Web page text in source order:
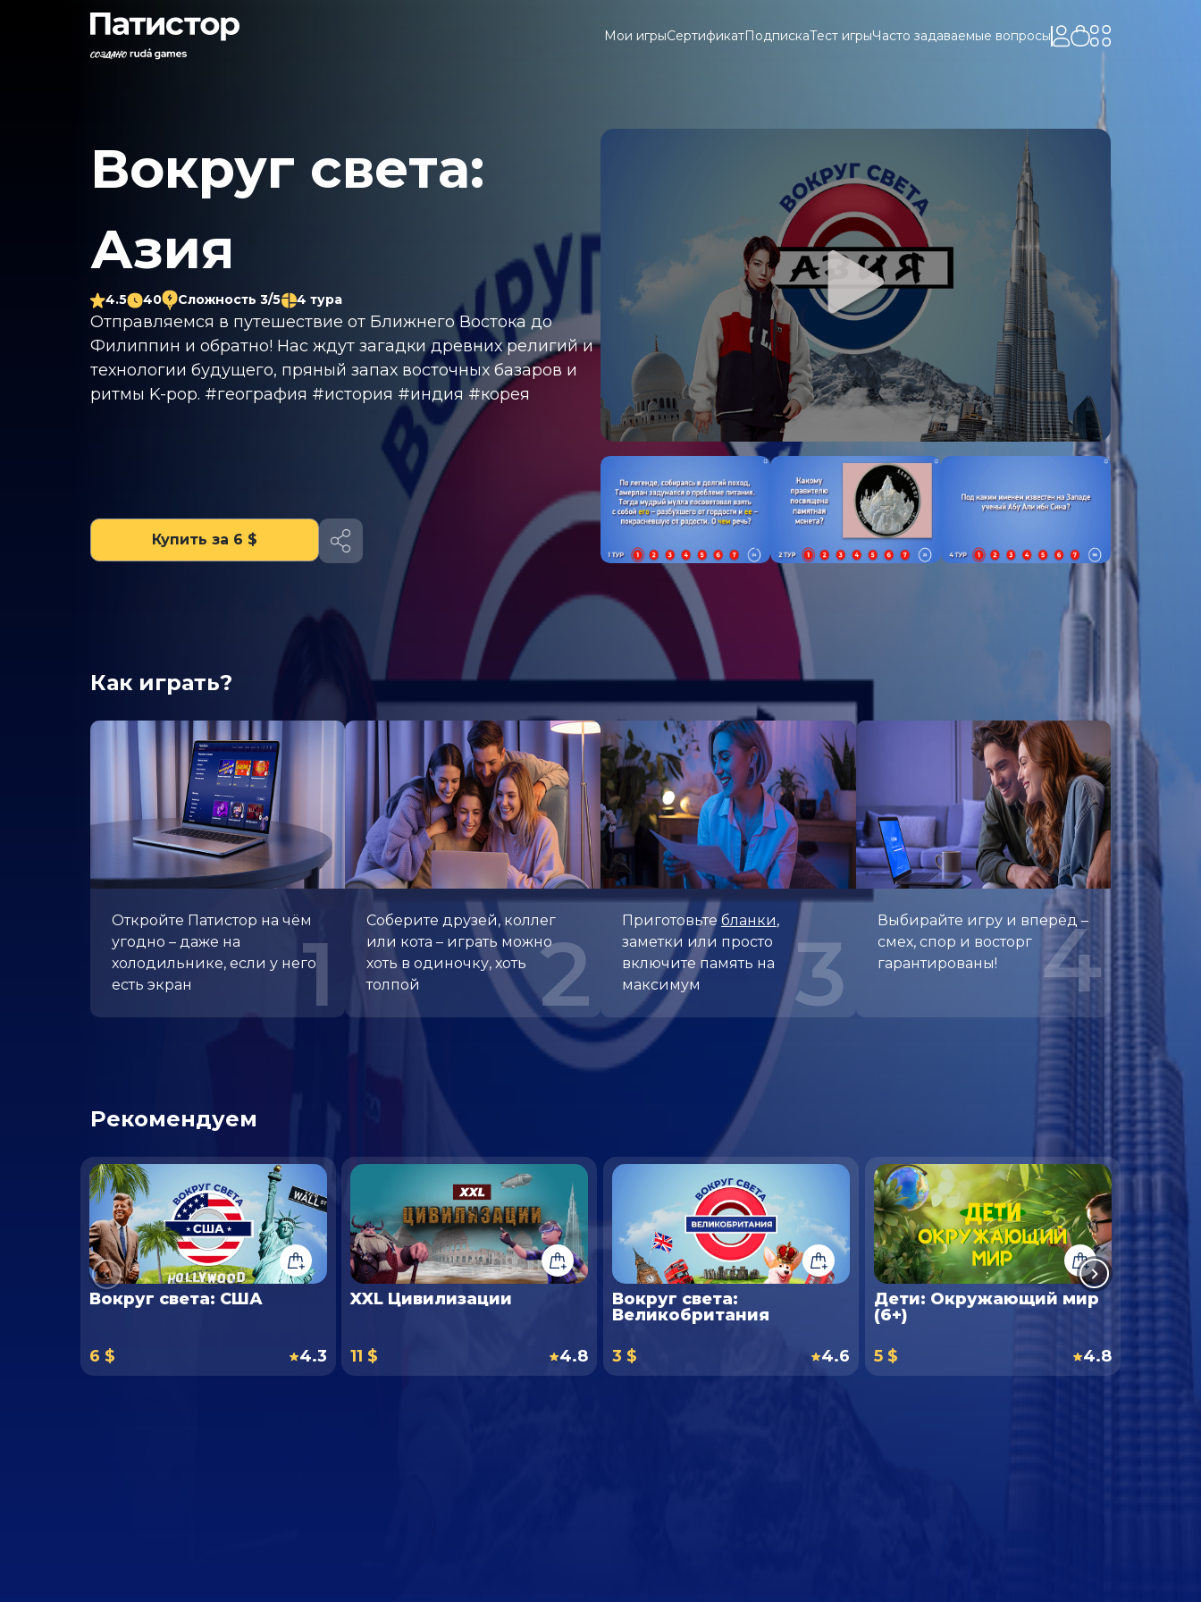
Мои игрыСертификатПодпискаТест игрыЧасто задаваемые вопросы
Вокруг света:
Азия
4.5 40 Сложность 3/5 4 тура
Отправляемся в путешествие от Ближнего Востока до
Филиппин и обратно! Нас ждут загадки древних религий и
технологии будущего, пряный запах восточных базаров и
ритмы K-pop. #география #история #индия #корея
Купить за 6 $
Как играть?
Откройте Патистор на чём
угодно – даже на
холодильнике, если у него
есть экран
1
Соберите друзей, коллег
или кота – играть можно
хоть в одиночку, хоть
толпой
2 Приготовьтебланки,
заметки или просто
включите память на
максимум
3
Выбирайте игру и вперёд –
смех, спор и восторг
гарантированы!
4
Рекомендуем
Вокруг света: США
6 $ 4.3
XXL Цивилизации
11 $ 4.8
Вокруг света:
Великобритания
3 $ 4.6
Дети: Окружающий мир
(6+)
5 $ 4.8 6 $